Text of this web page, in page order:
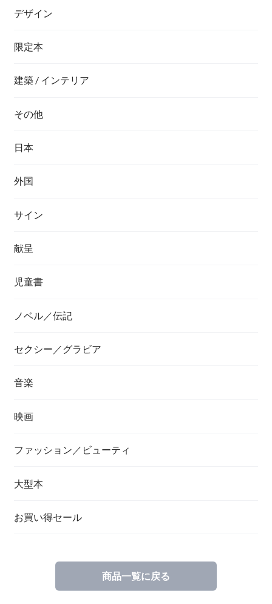
デザイン
限定本
建築 / インテリア
その他
日本
外国
サイン
献呈
児童書
ノベル／伝記
セクシー／グラビア
音楽
映画
ファッション／ビューティ
大型本
お買い得セール
商品一覧に戻る